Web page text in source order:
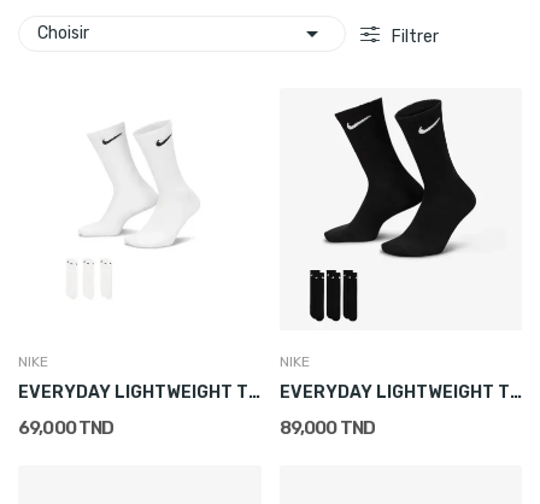
Choisir  Filtrer
NIKE
EVERYDAY LIGHTWEIGHT TRAINING CREW SOCKS (3 PAIRS)
69,000 TND
NIKE
EVERYDAY LIGHTWEIGHT TRAINING CREW SOCKS (3 PAIRS)
89,000 TND